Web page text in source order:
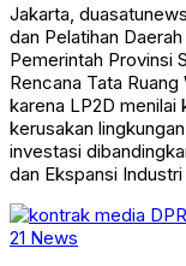
Jakarta,
dan Pelatihan
Pemerintah Provinsi
Rencana Tata
karena LP2D
kerusakan
investasi
dan Ekspansi
21 News